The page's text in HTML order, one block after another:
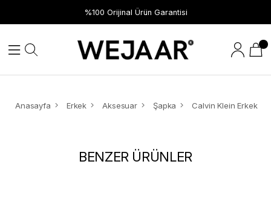
%100 Orijinal Ürün Garantisi
Anasayfa Erkek Aksesuar Şapka
BENZER ÜRÜNLER